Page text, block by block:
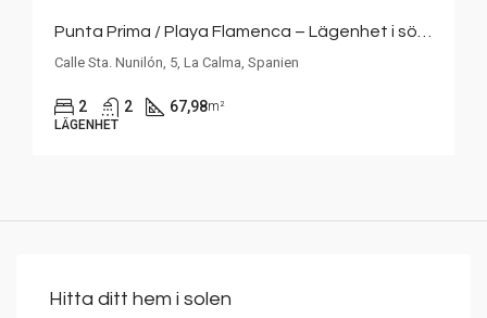
Calle Sta. Nunilón, 5, La Calma, Spanien
2 2 67,98m²
LÄGENHET
Hitta ditt hem i solen